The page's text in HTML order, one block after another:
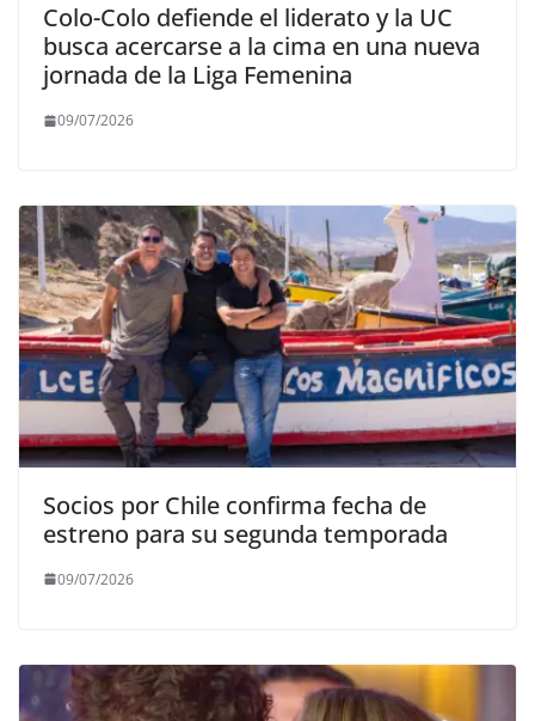
Colo-Colo defiende el liderato y la UC
busca acercarse a la cima en una nueva
jornada de la Liga Femenina
09/07/2026
Socios por Chile confirma fecha de
estreno para su segunda temporada
09/07/2026